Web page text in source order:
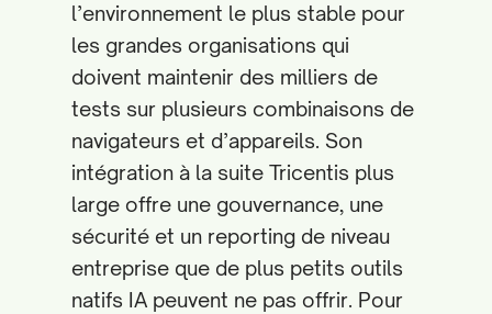
l’environnement le plus stable pour
les grandes organisations qui
doivent maintenir des milliers de
tests sur plusieurs combinaisons de
navigateurs et d’appareils. Son
intégration à la suite Tricentis plus
large offre une gouvernance, une
sécurité et un reporting de niveau
entreprise que de plus petits outils
natifs IA peuvent ne pas offrir. Pour